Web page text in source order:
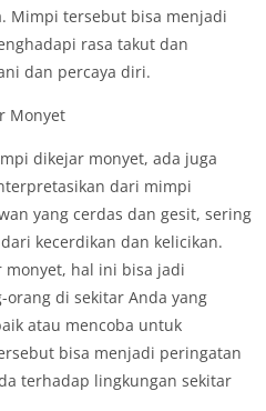
Mimpi tersebut bisa menjadi
rasa takut dan
dan percaya diri.
Monyet
dikejar monyet, ada juga
dari mimpi
yang cerdas dan gesit, sering
kecerdikan dan kelicikan.
hal ini bisa jadi
di sekitar Anda yang
atau mencoba untuk
bisa menjadi peringatan
terhadap lingkungan sekitar